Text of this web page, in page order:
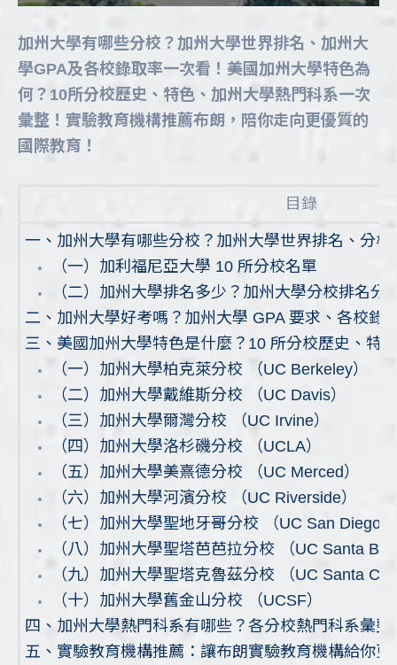
加州大學有哪些分校？加州大學世界排名、加州大
學GPA及各校錄取率一次看！美國加州大學特色為
何？10所分校歷史、特色、加州大學熱門科系一次
彙整！實驗教育機構推薦布朗，陪你走向更優質的
國際教育！
目錄
一、加州大學有哪些分校？加州大學世界排名、分校
（一）加利福尼亞大學 10 所分校名單
（二）加州大學排名多少？加州大學分校排名分
二、加州大學好考嗎？加州大學 GPA 要求、各校錄
三、美國加州大學特色是什麼？10 所分校歷史、特
（一）加州大學柏克萊分校 （UC Berkeley）
（二）加州大學戴維斯分校 （UC Davis）
（三）加州大學爾灣分校 （UC Irvine）
（四）加州大學洛杉磯分校 （UCLA）
（五）加州大學美熹德分校 （UC Merced）
（六）加州大學河濱分校 （UC Riverside）
（七）加州大學聖地牙哥分校 （UC San Diego）
（八）加州大學聖塔芭芭拉分校 （UC Santa
（九）加州大學聖塔克魯茲分校 （UC Santa
（十）加州大學舊金山分校 （UCSF）
四、加州大學熱門科系有哪些？各分校熱門科系彙整
五、實驗教育機構推薦：讓布朗實驗教育機構給你